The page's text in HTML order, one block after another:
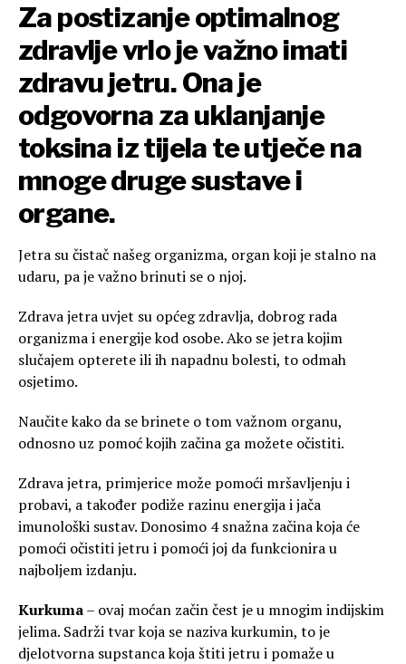
Za postizanje optimalnog
zdravlje vrlo je važno imati
zdravu jetru. Ona je
odgovorna za uklanjanje
toksina iz tijela te utječe na
mnoge druge sustave i
organe.
Jetra su čistač našeg organizma, organ koji je stalno na
udaru, pa je važno brinuti se o njoj.
Zdrava jetra uvjet su općeg zdravlja, dobrog rada
organizma i energije kod osobe. Ako se jetra kojim
slučajem opterete ili ih napadnu bolesti, to odmah
osjetimo.
Naučite kako da se brinete o tom važnom organu,
odnosno uz pomoć kojih začina ga možete očistiti.
Zdrava jetra, primjerice može pomoći mršavljenju i
probavi, a također podiže razinu energija i jača
imunološki sustav. Donosimo 4 snažna začina koja će
pomoći očistiti jetru i pomoći joj da funkcionira u
najboljem izdanju.
Kurkuma– ovaj moćan začin čest je u mnogim indijskim
jelima. Sadrži tvar koja se naziva kurkumin, to je
djelotvorna supstanca koja štiti jetru i pomaže u